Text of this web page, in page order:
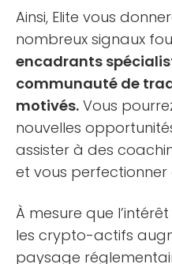
Ainsi, Elite vous
nombreux signaux
encadrants
communauté de
motivés. Vous
nouvelles
assister à des
et vous
À mesure que
les crypto-actifs
paysage